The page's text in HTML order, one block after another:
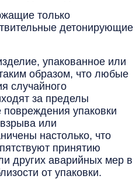
только
детонирующие
упакованное или
образом, что любые
случайного
за пределы
повреждения упаковки
или
настолько, что
принятию
других аварийных мер в
от упаковки.